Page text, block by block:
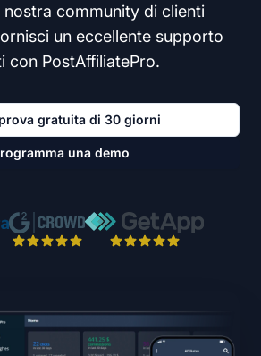
nostra community di clienti
un eccellente supporto
con PostAffiliatePro.
gratuita di 30 giorni
una demo